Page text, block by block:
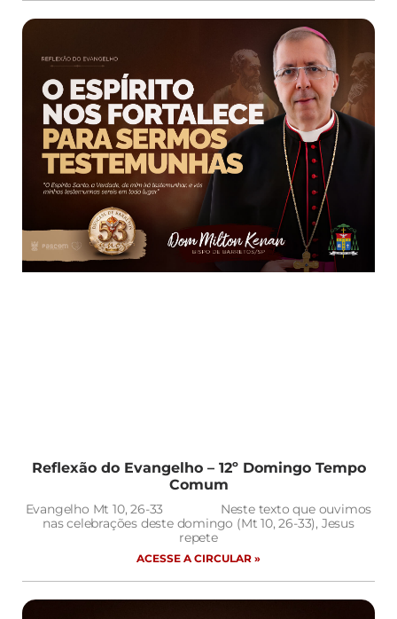
Reflexão do Evangelho – 12º Domingo Tempo
Comum
Evangelho Mt 10, 26-33 Neste texto que ouvimos
nas celebrações deste domingo (Mt 10, 26-33), Jesus
repete
ACESSE A CIRCULAR »